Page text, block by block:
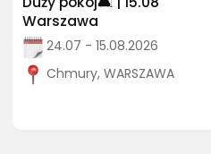
Warszawa
24.07 - 15.08.2026
Chmury, WARSZAWA